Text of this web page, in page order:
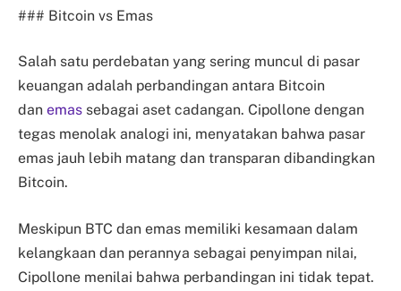
### Bitcoin vs Emas
Salah satu perdebatan yang sering muncul di pasar
keuangan adalah perbandingan antara Bitcoin
dan emas sebagai aset cadangan. Cipollone dengan
tegas menolak analogi ini, menyatakan bahwa pasar
emas jauh lebih matang dan transparan dibandingkan
Bitcoin.
Meskipun BTC dan emas memiliki kesamaan dalam
kelangkaan dan perannya sebagai penyimpan nilai,
Cipollone menilai bahwa perbandingan ini tidak tepat.